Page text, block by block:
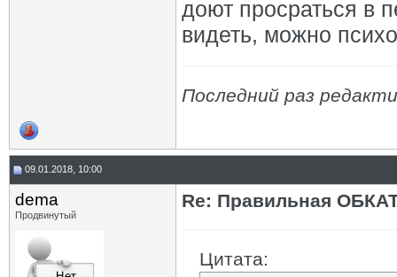
доют просраться в
видеть, можно
Последний раз
09.01.2018, 10:00
dema
Продвинутый
Re: Правильная
Цитата: